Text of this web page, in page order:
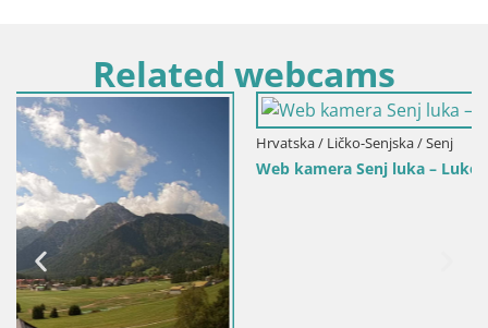
Related webcams
Hrvatska / Ličko-Senjska / Senj
Web kamera Senj luka – Lukobran i svjetionik uživo